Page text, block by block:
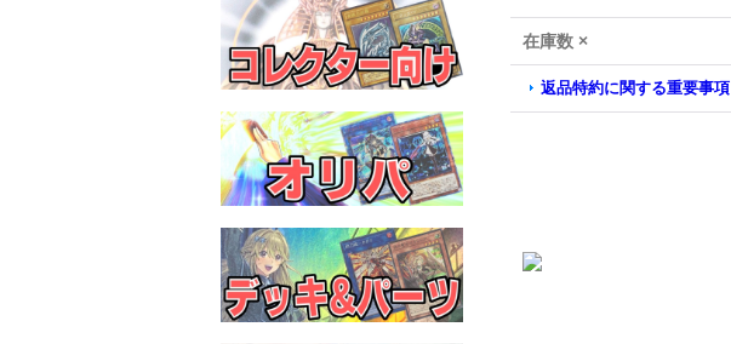
在庫数 ×
返品特約に関する重要事項